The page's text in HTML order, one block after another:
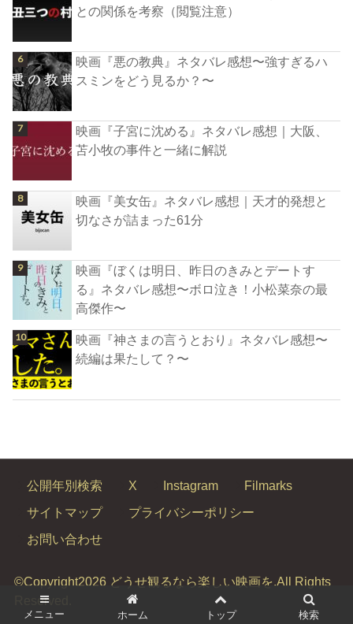
との関係を考察（閲覧注意）
映画『悪の教典』ネタバレ感想〜強すぎるハ
スミンをどう見るか？〜
映画『子宮に沈める』ネタバレ感想｜大阪、
苫小牧の事件と一緒に解説
映画『美女缶』ネタバレ感想｜天才的発想と
切なさが詰まった61分
映画『ぼくは明日、昨日のきみとデートす
る』ネタバレ感想〜ボロ泣き！小松菜奈の最
高傑作〜
映画『神さまの言うとおり』ネタバレ感想〜
続編は果たして？〜
公開年別検索 X Instagram
Filmarks
サイトマップ
プライバシーポリシー
お問い合わせ
©Copyright2026 どうせ観るなら楽しい映画を.All Rights
Reserved.
メニュー ホーム トップ 検索